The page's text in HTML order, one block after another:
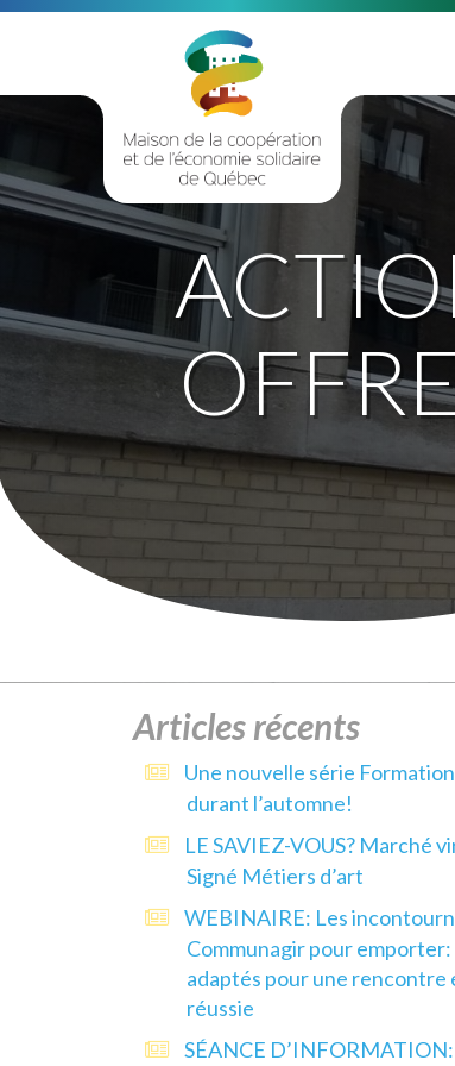
Articles récents
Une nouvelle série
durant l’automne!
LE SAVIEZ-VOUS? Marché
Signé Métiers d’art
WEBINAIRE: Les
Communagir pour emporter:
adaptés pour une rencontre
réussie
SÉANCE D’INFORMATION: